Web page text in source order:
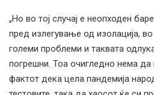
„Но во тој случај е неопходен
пред излегување од изолација,
големи проблеми и таквата
погрешни. Тоа очигледно нема да
фактот дека цела пандемија